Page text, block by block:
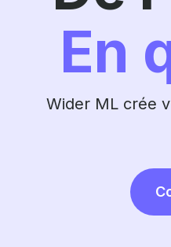
En
Wider ML crée